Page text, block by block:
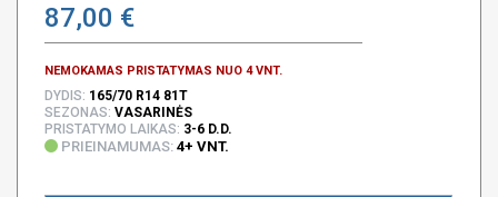
87,00 €
NEMOKAMAS PRISTATYMAS NUO 4 VNT.
DYDIS: 165/70 R14 81T
SEZONAS: VASARINĖS
PRISTATYMO LAIKAS: 3-6 D.D.
PRIEINAMUMAS: 4+ VNT.